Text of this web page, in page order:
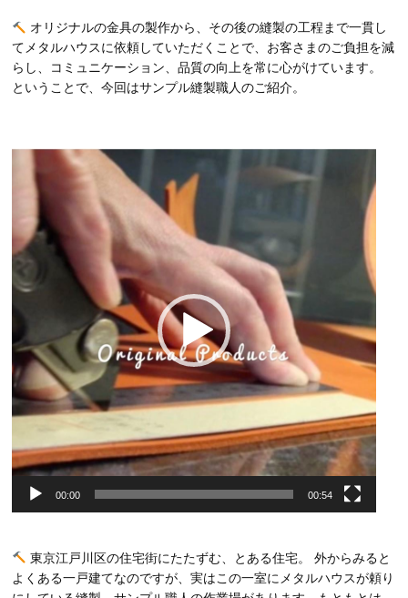
オリジナルの金具の製作から、その後の縫製の工程まで一貫し
てメタルハウスに依頼していただくことで、お客さまのご負担を減
らし、コミュニケーション、品質の向上を常に心がけています。
ということで、今回はサンプル縫製職人のご紹介。
ー
ヤ
ー
00:00 00:54
東京江戸川区の住宅街にたたずむ、とある住宅。 外からみると
よくある一戸建てなのですが、実はこの一室にメタルハウスが頼り